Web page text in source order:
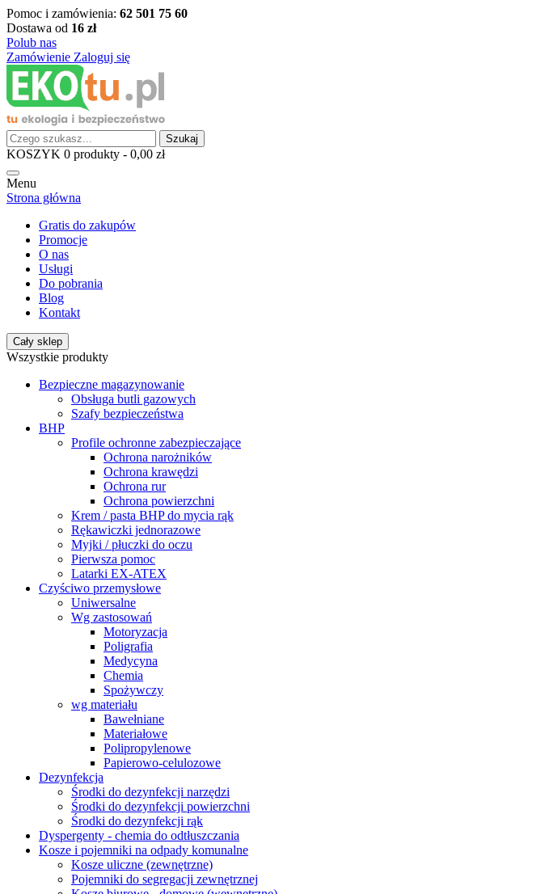
Pomoc i zamówienia: 62 501 75 60
Dostawa od 16 zł
Polub nas
Zamówienie Zaloguj się
Szukaj
KOSZYK 0 produkty - 0,00 zł
Menu
Strona główna
Gratis do zakupów
Promocje
O nas
Usługi
Do pobrania
Blog
Kontakt
Cały sklep
Wszystkie produkty
Bezpieczne magazynowanie
Obsługa butli gazowych
Szafy bezpieczeństwa
BHP
Profile ochronne zabezpieczające
Ochrona narożników
Ochrona krawędzi
Ochrona rur
Ochrona powierzchni
Krem / pasta BHP do mycia rąk
Rękawiczki jednorazowe
Myjki / płuczki do oczu
Pierwsza pomoc
Latarki EX-ATEX
Czyściwo przemysłowe
Uniwersalne
Wg zastosowań
Motoryzacja
Poligrafia
Medycyna
Chemia
Spożywczy
wg materiału
Bawełniane
Materiałowe
Polipropylenowe
Papierowo-celulozowe
Dezynfekcja
Środki do dezynfekcji narzędzi
Środki do dezynfekcji powierzchni
Środki do dezynfekcji rąk
Dyspergenty - chemia do odtłuszczania
Kosze i pojemniki na odpady komunalne
Kosze uliczne (zewnętrzne)
Pojemniki do segregacji zewnętrznej